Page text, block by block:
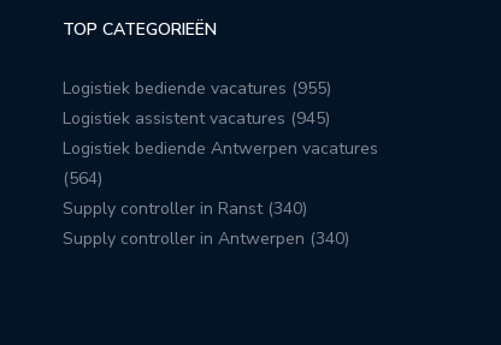
TOP CATEGORIEËN
Logistiek bediende vacatures (955)
Logistiek assistent vacatures (945)
Logistiek bediende Antwerpen vacatures
(564)
Supply controller in Ranst (340)
Supply controller in Antwerpen (340)